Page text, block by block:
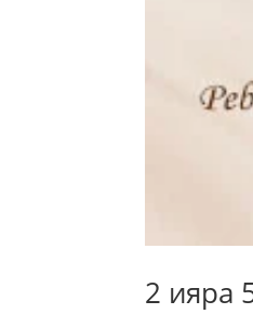
2 ияра